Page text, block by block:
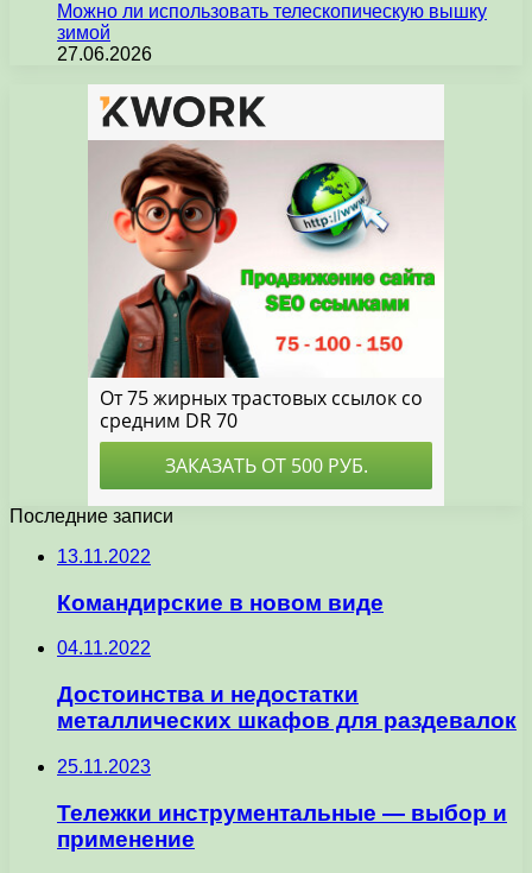
Можно ли использовать телескопическую вышку
зимой
27.06.2026
Последние записи
13.11.2022
Командирские в новом виде
04.11.2022
Достоинства и недостатки
металлических шкафов для раздевалок
25.11.2023
Тележки инструментальные — выбор и
применение